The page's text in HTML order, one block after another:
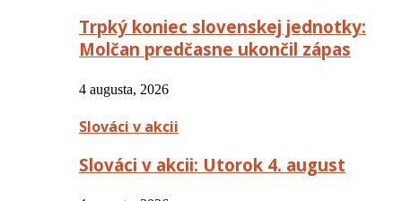
Trpký koniec slovenskej jednotky:
Molčan predčasne ukončil zápas
4 augusta, 2026
Slováci v akcii
Slováci v akcii: Utorok 4. august